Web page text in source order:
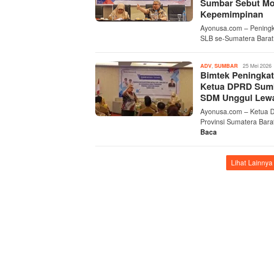
Sumbar Sebut
Kepemimpinan
Ayonusa.com –
SLB se-Sumatera
ADV SUMBAR Musthofa
Ritonga
25 Mei 2026
Bimtek
Ketua DPRD
SDM Unggul
Ayonusa.com – Ketua
Provinsi Sumatera
Baca
Lihat Lainnya